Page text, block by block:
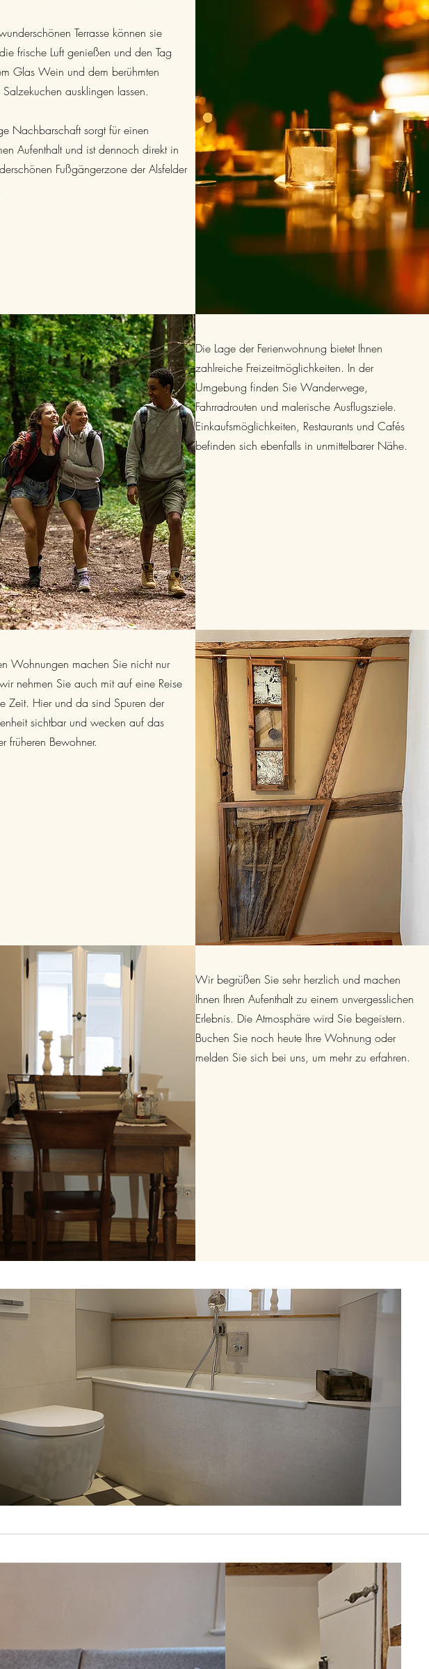
Terrasse können sie
frische Luft genießen und den Tag
Glas Wein und dem berühmten
Salzekuchen ausklingen lassen.
Nachbarschaft sorgt für einen
Aufenthalt und ist dennoch direkt in
Fußgängerzone der Alsfelder
Die Lage der Ferienwohnung bietet Ihnen
zahlreiche Freizeitmöglichkeiten. In der
Umgebung finden Sie Wanderwege,
Fahrradrouten und malerische Ausflugsziele.
Einkaufsmöglichkeiten, Restaurants und Cafés
befinden sich ebenfalls in unmittelbarer Nähe.
Wohnungen machen Sie nicht nur
nehmen Sie auch mit auf eine Reise
Zeit. Hier und da sind Spuren der
sichtbar und wecken auf das
früheren Bewohner.
Wir begrüßen Sie sehr herzlich und machen
Ihnen Ihren Aufenthalt zu einem unvergesslichen
Erlebnis. Die Atmosphäre wird Sie begeistern.
Buchen Sie noch heute Ihre Wohnung oder
melden Sie sich bei uns, um mehr zu erfahren.